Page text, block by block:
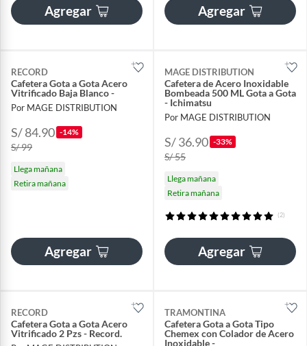
Agregar Agregar
RECORD
Cafetera Gota a Gota Acero
Vitrificado Baja Blanco -
Por MAGE DISTRIBUTION
S/ 84.90 -14%
S/ 99
Llega mañana
Retira mañana
Agregar
MAGE DISTRIBUTION
Cafetera de Acero Inoxidable
Bombeada 500 ML Gota a Gota
- Ichimatsu
Por MAGE DISTRIBUTION
S/ 36.90 -33%
S/ 55
Llega mañana
Retira mañana
(2)
Agregar
RECORD
Cafetera Gota a Gota Acero
Vitrificado 2 Pzs - Record.
TRAMONTINA
Cafetera Gota a Gota Tipo
Chemex con Colador de Acero
Inoxidable -